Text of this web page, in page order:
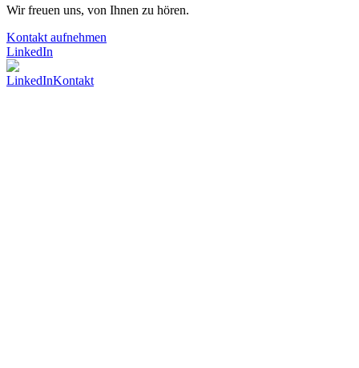
Wir freuen uns, von Ihnen zu hören.
Kontakt aufnehmen
LinkedIn
LinkedInKontakt